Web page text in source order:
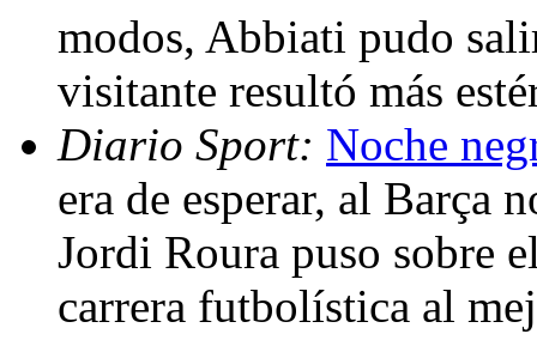
modos, Abbiati pudo
visitante resultó más
Diario Sport: Noche
era de esperar, al Barça
Jordi Roura puso sobre
carrera futbolística al